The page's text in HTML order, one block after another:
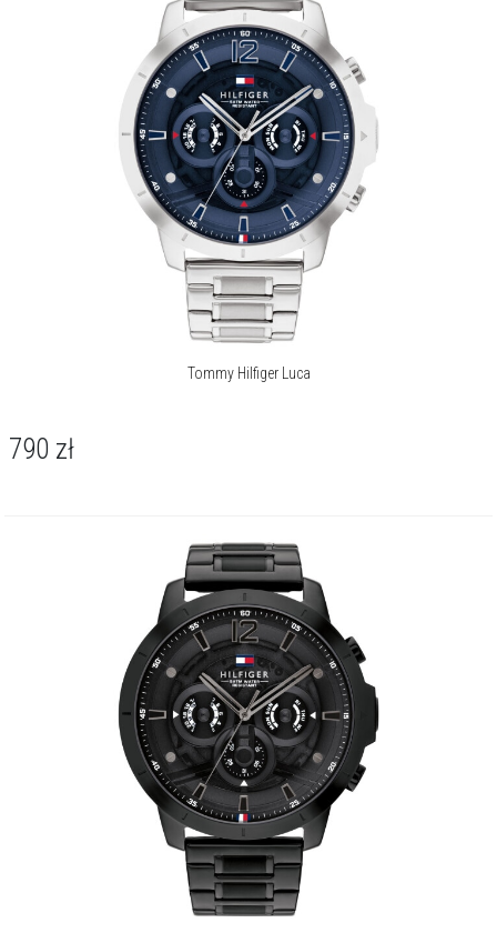
stanowią idealne dopełnienie Twojego stylu – niezależnie od okazji.
Tommy Hilfiger Luca
790 zł